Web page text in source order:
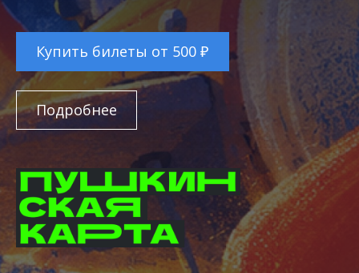
Купить билеты от 500 ₽
Подробнее